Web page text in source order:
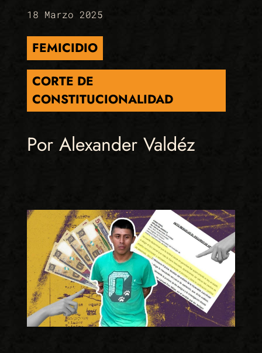
18 Marzo 2025
FEMICIDIO
CORTE DE
CONSTITUCIONALIDAD
Por Alexander Valdéz